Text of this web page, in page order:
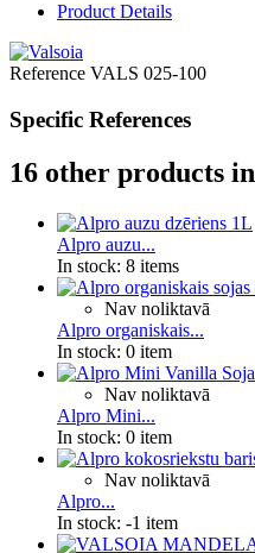
Product Details
Reference VALS 025-100
Specific References
16 other products
Alpro auzu...
In stock: 8 items
Nav noliktavā
Alpro organiskais...
In stock: 0 item
Nav noliktavā
Alpro Mini...
In stock: 0 item
Nav noliktavā
Alpro...
In stock: -1 item